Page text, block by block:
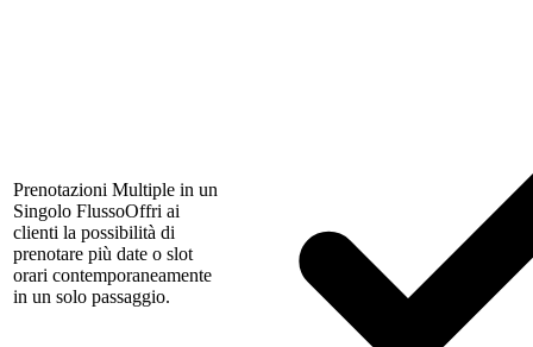
Prenotazioni Multiple in un
Singolo FlussoOffri ai
clienti la possibilità di
prenotare più date o slot
orari contemporaneamente
in un solo passaggio.